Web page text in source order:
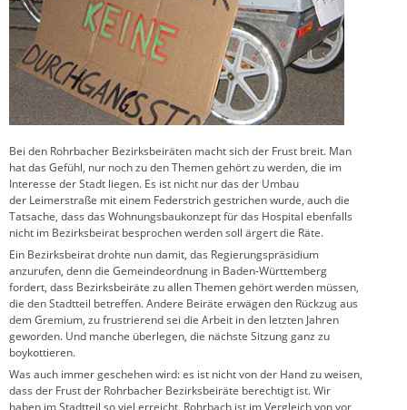
Bei den Rohrbacher Bezirksbeiräten macht sich der Frust breit. Man
hat das Gefühl, nur noch zu den Themen gehört zu werden, die im
Interesse der Stadt liegen. Es ist nicht nur das der Umbau
der Leimerstraße mit einem Federstrich gestrichen wurde, auch die
Tatsache, dass das Wohnungsbaukonzept für das Hospital ebenfalls
nicht im Bezirksbeirat besprochen werden soll ärgert die Räte.
Ein Bezirksbeirat drohte nun damit, das Regierungspräsidium
anzurufen, denn die Gemeindeordnung in Baden-Württemberg
fordert, dass Bezirksbeiräte zu allen Themen gehört werden müssen,
die den Stadtteil betreffen. Andere Beiräte erwägen den Rückzug aus
dem Gremium, zu frustrierend sei die Arbeit in den letzten Jahren
geworden. Und manche überlegen, die nächste Sitzung ganz zu
boykottieren.
Was auch immer geschehen wird: es ist nicht von der Hand zu weisen,
dass der Frust der Rohrbacher Bezirksbeiräte berechtigt ist. Wir
haben im Stadtteil so viel erreicht, Rohrbach ist im Vergleich von vor